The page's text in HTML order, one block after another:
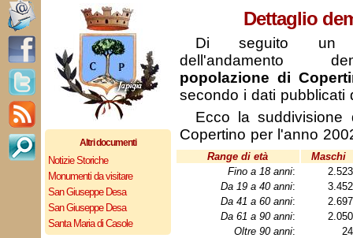
Altri documenti
Notizie Storiche
Monumenti da visitare
San Giuseppe Desa
San Giuseppe Desa
Santa Maria di Casole
Dettaglio
Di seguito un
dell'andamento
popolazione di
secondo i dati pubblicati
Ecco la suddivisione
Copertino per l'anno
Range di età
Maschi
Fino a 18 anni:
Da 19 a 40 anni:
Da 41 a 60 anni:
Da 61 a 90 anni:
Oltre 90 anni: